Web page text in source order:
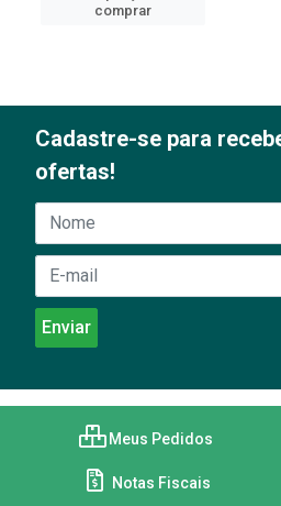
comprar
Cadastre-se para
ofertas!
Meus Pedidos
Notas Fiscais